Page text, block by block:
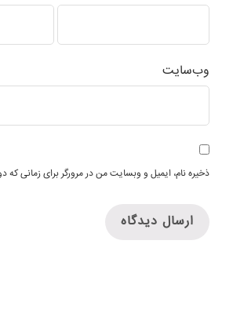
وب‌سایت
ذخیره نام، ایمیل و وبسایت من در مرورگر برای زمانی که